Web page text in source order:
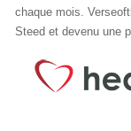
chaque mois.
Steed et devenu une